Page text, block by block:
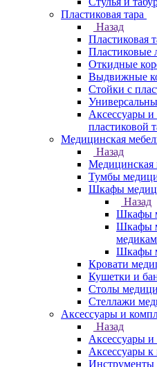
Пластиковая тара
Назад
Пластиковая
Пластиковые
Откидные
Выдвижные
Стойки с
Аксессуары
пластиковой
Медицинская
Назад
Медицинская
Тумбы
Шкафы
Назад
Шкафы
Шкафы
Шкафы
Кровати
Кушетки и
Столы
Стеллажи
Аксессуары и
Назад
Аксессуары
Аксессуары к
Инструменты